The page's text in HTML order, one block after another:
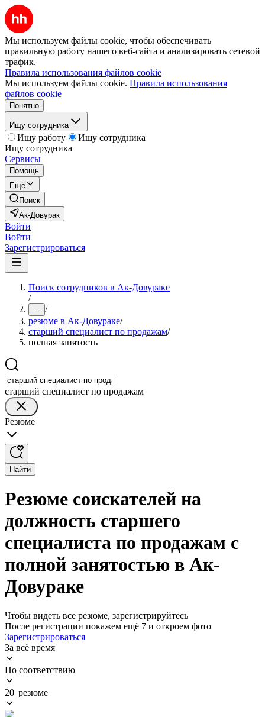
Мы используем файлы cookie, чтобы обеспечивать
правильную работу нашего веб-сайта и анализировать сетевой
трафик.
Правила использования файлов cookie
Мы используем файлы cookie. Правила использования
файлов cookie
Понятно
Ищу сотрудника
Ищу работу
Ищу сотрудника
Ищу сотрудника
Сервисы
Помощь
Ещё
Поиск
Ак-Довурак
Войти
Войти
Зарегистрироваться
Поиск сотрудников в Ак-Довураке
/
... /
резюме в Ак-Довураке/
старший специалист по продажам/
полная занятость
старший специалист по продажам
Резюме
Найти
Резюме соискателей на
должность старшего
специалиста по продажам с
полной занятостью в Ак-
Довураке
Чтобы видеть все резюме, зарегистрируйтесь
После регистрации покажем ещё 7 и откроем фото
Зарегистрироваться
За всё время
По соответствию
20 резюме